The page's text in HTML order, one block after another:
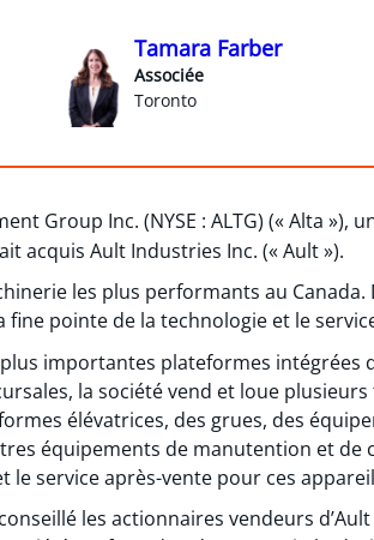
Tamara Farber
Associée
Toronto
Group Inc. (NYSE : ALTG) (« Alta »),
acquis Ault Industries Inc. (« Ault »).
les plus performants au
fine pointe de la technologie et le
importantes plateformes intégrées
la société vend et loue
élévatrices, des grues, des
équipements de manutention et
le service après-vente pour ces
les actionnaires vendeurs